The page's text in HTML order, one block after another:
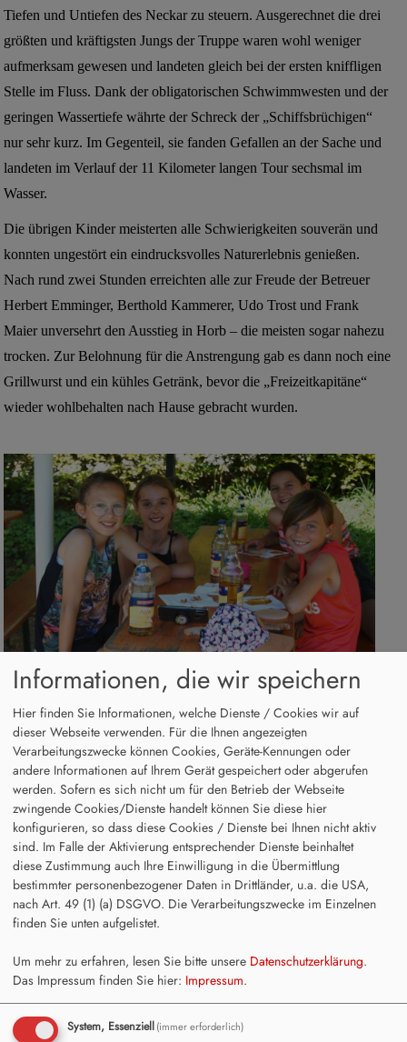
Tiefen und Untiefen des Neckar zu steuern. Ausgerechnet die drei
größten und kräftigsten Jungs der Truppe waren wohl weniger
aufmerksam gewesen und landeten gleich bei der ersten kniffligen
Stelle im Fluss. Dank der obligatorischen Schwimmwesten und der
geringen Wassertiefe währte der Schreck der „Schiffsbrüchigen“
nur sehr kurz. Im Gegenteil, sie fanden Gefallen an der Sache und
landeten im Verlauf der 11 Kilometer langen Tour sechsmal im
Wasser.
Die übrigen Kinder meisterten alle Schwierigkeiten souverän und
konnten ungestört ein eindrucksvolles Naturerlebnis genießen.
Nach rund zwei Stunden erreichten alle zur Freude der Betreuer
Herbert Emminger, Berthold Kammerer, Udo Trost und Frank
Maier unversehrt den Ausstieg in Horb – die meisten sogar nahezu
trocken. Zur Belohnung für die Anstrengung gab es dann noch eine
Grillwurst und ein kühles Getränk, bevor die „Freizeitkapitäne“
wieder wohlbehalten nach Hause gebracht wurden.
Informationen, die wir speichern
Hier finden Sie Informationen, welche Dienste / Cookies wir auf
dieser Webseite verwenden. Für die Ihnen angezeigten
Verarbeitungszwecke können Cookies, Geräte-Kennungen oder
andere Informationen auf Ihrem Gerät gespeichert oder abgerufen
werden. Sofern es sich nicht um für den Betrieb der Webseite
zwingende Cookies/Dienste handelt können Sie diese hier
konfigurieren, so dass diese Cookies / Dienste bei Ihnen nicht aktiv
sind. Im Falle der Aktivierung entsprechender Dienste beinhaltet
diese Zustimmung auch Ihre Einwilligung in die Übermittlung
bestimmter personenbezogener Daten in Drittländer, u.a. die USA,
nach Art. 49 (1) (a) DSGVO. Die Verarbeitungszwecke im Einzelnen
finden Sie unten aufgelistet.
Um mehr zu erfahren, lesen Sie bitte unsere Datenschutzerklärung.
Das Impressum finden Sie hier: Impressum.
System, Essenziell(immer erforderlich)